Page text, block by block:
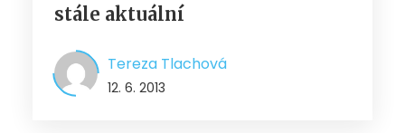
stále aktuální
Tereza Tlachová
12. 6. 2013